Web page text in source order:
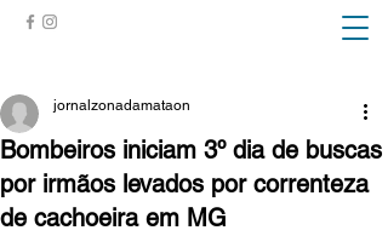
Bombeiros iniciam 3º dia de buscas
por irmãos levados por correnteza
de cachoeira em MG
jornalzonadamataon